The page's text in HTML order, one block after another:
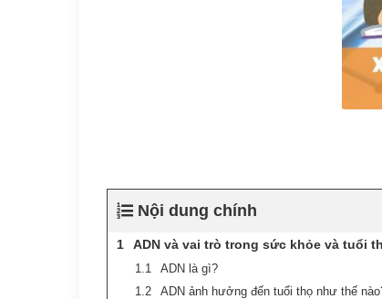
Nội dung chính
ADN và vai trò trong sức khỏe và tuổi
ADN là gì?
ADN ảnh hưởng đến tuổi thọ như thế